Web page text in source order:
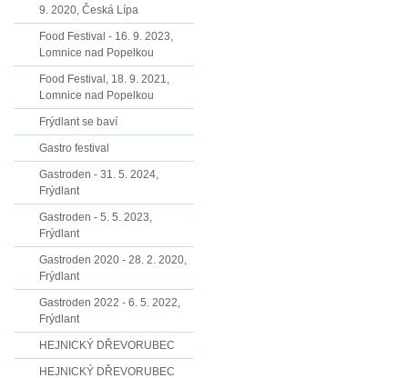
9. 2020, Česká Lípa
Food Festival - 16. 9. 2023,
Lomnice nad Popelkou
Food Festival, 18. 9. 2021,
Lomnice nad Popelkou
Frýdlant se baví
Gastro festival
Gastroden - 31. 5. 2024,
Frýdlant
Gastroden - 5. 5. 2023,
Frýdlant
Gastroden 2020 - 28. 2. 2020,
Frýdlant
Gastroden 2022 - 6. 5. 2022,
Frýdlant
HEJNICKÝ DŘEVORUBEC
HEJNICKÝ DŘEVORUBEC